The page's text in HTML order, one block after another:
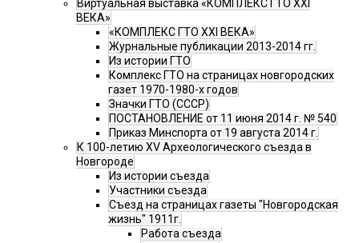
Виртуальная выставка «КОМПЛЕКС ГТО XXI
ВЕКА»
«КОМПЛЕКС ГТО XXI ВЕКА»
Журнальные публикации 2013-2014 гг.
Из истории ГТО
Комплекс ГТО на страницах новгородских
газет 1970-1980-х годов
Значки ГТО (СССР)
ПОСТАНОВЛЕНИЕ от 11 июня 2014 г. № 540
Приказ Минспорта от 19 августа 2014 г.
К 100-летию XV Археологического съезда в
Новгороде
Из истории съезда
Участники съезда
Cъезд на страницах газеты "Новгородская
жизнь" 1911г.
Работа съезда